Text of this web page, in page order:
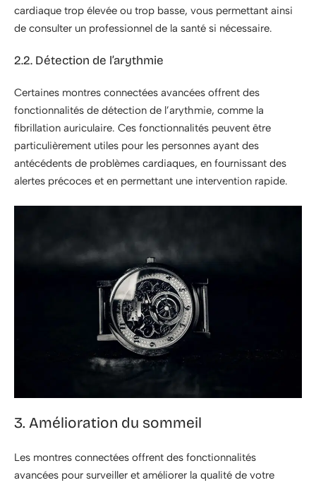
cardiaque trop élevée ou trop basse, vous permettant ainsi
de consulter un professionnel de la santé si nécessaire.
2.2. Détection de l’arythmie
Certaines montres connectées avancées offrent des
fonctionnalités de détection de l’arythmie, comme la
fibrillation auriculaire. Ces fonctionnalités peuvent être
particulièrement utiles pour les personnes ayant des
antécédents de problèmes cardiaques, en fournissant des
alertes précoces et en permettant une intervention rapide.
3. Amélioration du sommeil
Les montres connectées offrent des fonctionnalités
avancées pour surveiller et améliorer la qualité de votre